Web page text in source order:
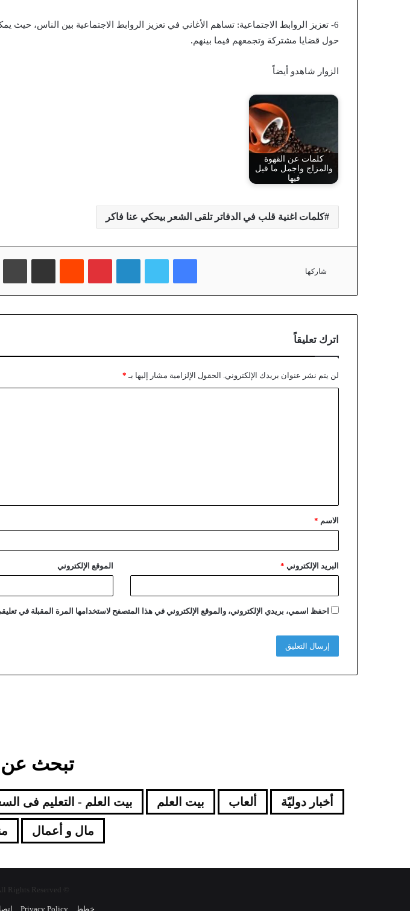
6- تعزيز الروابط الاجتماعية: تساهم الأغاني في تعزيز الروابط الاجتماعية بين الناس، حيث
حول قضايا مشتركة وتجمعهم فيما بينهم.
الزوار شاهدو أيضاً
كلمات عن القهوة
والمزاج واجمل ما قيل
فيها
كلمات اغنية قلب في الدفاتر تلقى الشعر بيحكي عنا فاكر
شاركها
فيسبوك تويتر لينكدإن بينتيريست مشاركة عبر البريد
اترك تعليقاً
لن يتم نشر عنوان بريدك الإلكتروني. الحقول الإلزامية مشار إليها بـ *
الاسم *
البريد الإلكتروني * الموقع الإلكتروني
احفظ اسمي، بريدي الإلكتروني، والموقع الإلكتروني في هذا المتصفح لاستخدامها المرة المقبلة في
تبحث عن
أخبار دوليّة ألعاب بيت العلم بيت العلم - التعليم فى
مال و أعمال
خطط Privacy Policy